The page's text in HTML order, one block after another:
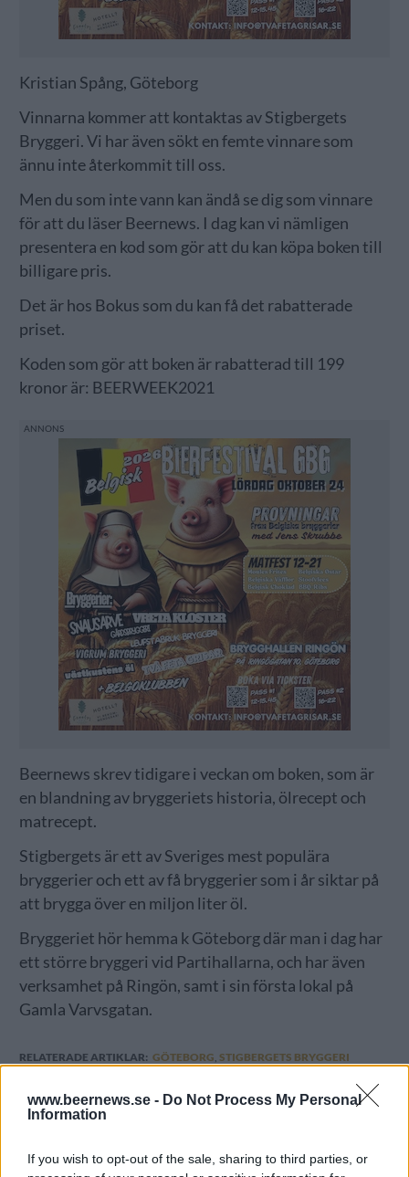
www.beernews.se - Do Not Process My Personal
Information
If you wish to opt-out of the sale, sharing to third parties, or
Kristian Spång, Göteborg
Vinnarna kommer att kontaktas av Stigbergets
Bryggeri. Vi har även sökt en femte vinnare som
ännu inte återkommit till oss.
Men du som inte vann kan ändå se dig som vinnare
för att du läser Beernews. I dag kan vi nämligen
presentera en kod som gör att du kan köpa boken till
billigare pris.
Det är hos Bokus som du kan få det rabatterade
priset.
Koden som gör att boken är rabatterad till 199
kronor är: BEERWEEK2021
Beernews skrev tidigare i veckan om boken, som är
en blandning av bryggeriets historia, ölrecept och
matrecept.
Stigbergets är ett av Sveriges mest populära
bryggerier och ett av få bryggerier som i år siktar på
att brygga över en miljon liter öl.
Bryggeriet hör hemma k Göteborg där man i dag har
ett större bryggeri vid Partihallarna, och har även
verksamhet på Ringön, samt i sin första lokal på
Gamla Varvsgatan.
RELATERADE ARTIKLAR: GÖTEBORG STIGBERGETS BRYGGERI